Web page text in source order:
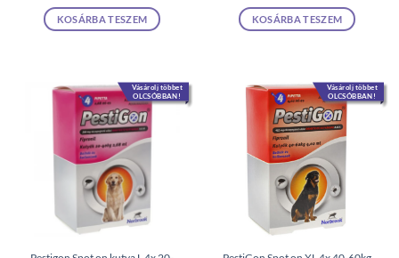
KOSÁRBA TESZEM KOSÁRBA TESZEM
Vásárolj többet
OLCSÓBBAN!
Vásárolj többet
OLCSÓBBAN!